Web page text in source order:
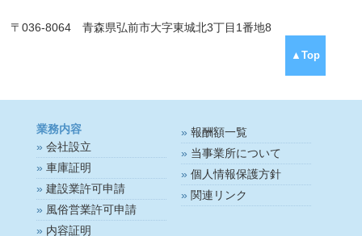
〒036-8064 青森県弘前市大字東城北3丁目1番地8
▲Top
業務内容
会社設立
車庫証明
建設業許可申請
風俗営業許可申請
内容証明
報酬額一覧
当事業所について
個人情報保護方針
関連リンク